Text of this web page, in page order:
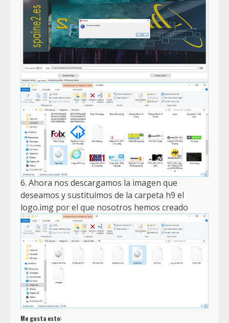
6. Ahora nos descargamos la imagen que
deseamos y sustituimos de la carpeta h9 el
logo.img por el que nosotros hemos creado
Me gusta esto: